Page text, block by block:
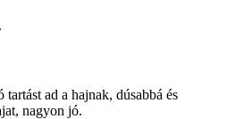
ad a hajnak, dúsabbá és
nagyon jó.